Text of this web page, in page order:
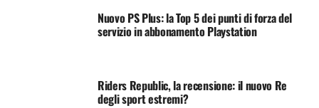
Nuovo PS Plus: la Top 5 dei punti di forza del
servizio in abbonamento Playstation
Riders Republic, la recensione: il nuovo Re
degli sport estremi?